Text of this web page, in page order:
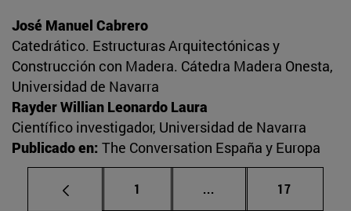
José Manuel Cabrero
Catedrático. Estructuras Arquitectónicas y
Construcción con Madera. Cátedra Madera Onesta,
Universidad de Navarra
Rayder Willian Leonardo Laura
Científico investigador, Universidad de Navarra
Publicado en: The Conversation España y Europa
Página
1 ... Páginas intermedias
Página
17